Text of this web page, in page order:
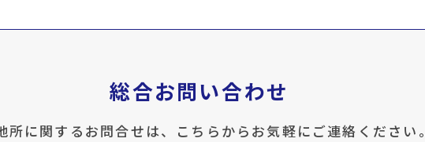
総合お問い合わせ
所に関するお問合せは、こちらからお気軽にご連絡ください。